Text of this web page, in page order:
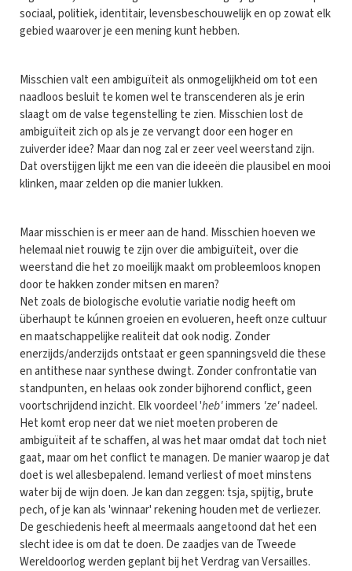
sociaal, politiek, identitair, levensbeschouwelijk en op zowat elk
gebied waarover je een mening kunt hebben.
Misschien valt een ambiguïteit als onmogelijkheid om tot een
naadloos besluit te komen wel te transcenderen als je erin
slaagt om de valse tegenstelling te zien. Misschien lost de
ambiguïteit zich op als je ze vervangt door een hoger en
zuiverder idee? Maar dan nog zal er zeer veel weerstand zijn.
Dat overstijgen lijkt me een van die ideeën die plausibel en mooi
klinken, maar zelden op die manier lukken.
Maar misschien is er meer aan de hand. Misschien hoeven we
helemaal niet rouwig te zijn over die ambiguïteit, over die
weerstand die het zo moeilijk maakt om probleemloos knopen
door te hakken zonder mitsen en maren?
Net zoals de biologische evolutie variatie nodig heeft om
überhaupt te kúnnen groeien en evolueren, heeft onze cultuur
en maatschappelijke realiteit dat ook nodig. Zonder
enerzijds/anderzijds ontstaat er geen spanningsveld die these
en antithese naar synthese dwingt. Zonder confrontatie van
standpunten, en helaas ook zonder bijhorend conflict, geen
voortschrijdend inzicht. Elk voordeel 'heb'immers 'ze'nadeel.
Het komt erop neer dat we niet moeten proberen de
ambiguïteit af te schaffen, al was het maar omdat dat toch niet
gaat, maar om het conflict te managen. De manier waarop je dat
doet is wel allesbepalend. Iemand verliest of moet minstens
water bij de wijn doen. Je kan dan zeggen: tsja, spijtig, brute
pech, of je kan als 'winnaar' rekening houden met de verliezer.
De geschiedenis heeft al meermaals aangetoond dat het een
slecht idee is om dat te doen. De zaadjes van de Tweede
Wereldoorlog werden geplant bij het Verdrag van Versailles.